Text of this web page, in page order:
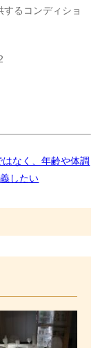
るコンディショ
なく、年齢や体調
したい